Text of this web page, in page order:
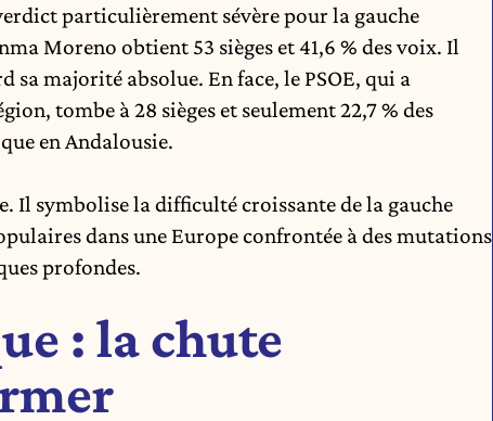
particulièrement sévère pour la gauche
Moreno obtient 53 sièges et 41,6 % des voix. Il
sa majorité absolue. En face, le PSOE, qui a
tombe à 28 sièges et seulement 22,7 % des
en Andalousie.
Il symbolise la difficulté croissante de la gauche
dans une Europe confrontée à des mutations
profondes.
: la chute